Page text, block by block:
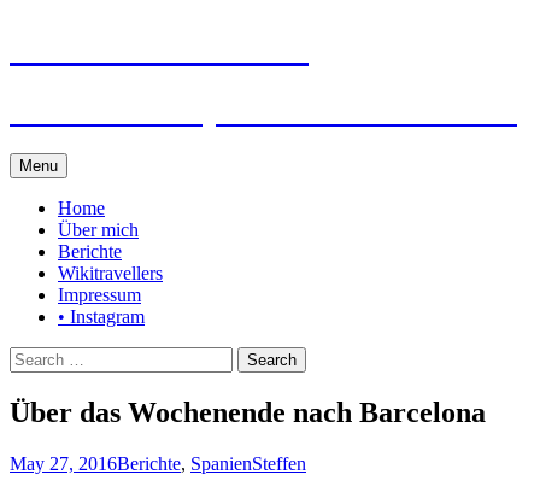
Menu Skip
to
content
Home
Über mich
Berichte
Wikitravellers
Impressum
• Instagram
Search
for:
Über das Wochenende nach Barcelona
May 27, 2016Berichte, SpanienSteffen